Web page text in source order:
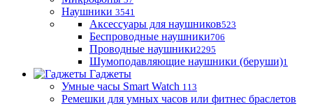
Наушники 3541
Аксессуары для наушников523
Беспроводные наушники706
Проводные наушники2295
Шумоподавляющие наушники (беруши)1
Гаджеты
Умные часы Smart Watch 113
Ремешки для умных часов или фитнес браслетов